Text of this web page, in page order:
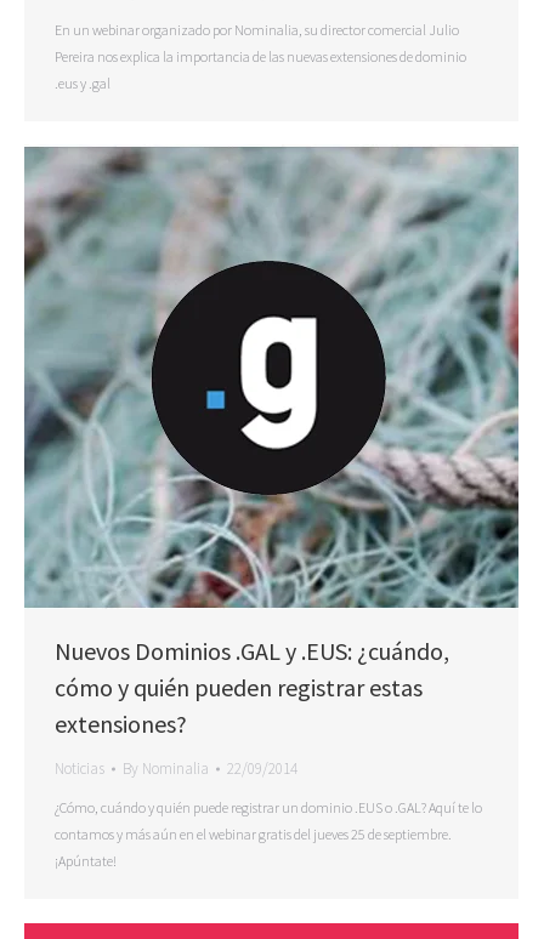
En un webinar organizado por Nominalia, su director comercial Julio
Pereira nos explica la importancia de las nuevas extensiones de dominio
.eus y .gal
Nuevos Dominios .GAL y .EUS: ¿cuándo,
cómo y quién pueden registrar estas
extensiones?
Noticias By Nominalia 22/09/2014
¿Cómo, cuándo y quién puede registrar un dominio .EUS o .GAL? Aquí te lo
contamos y más aún en el webinar gratis del jueves 25 de septiembre.
¡Apúntate!